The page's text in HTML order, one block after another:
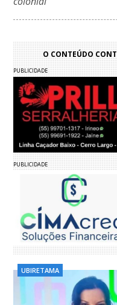
O CONTEÚDO
PUBLICIDADE
PUBLICIDADE
UBIRETAMA